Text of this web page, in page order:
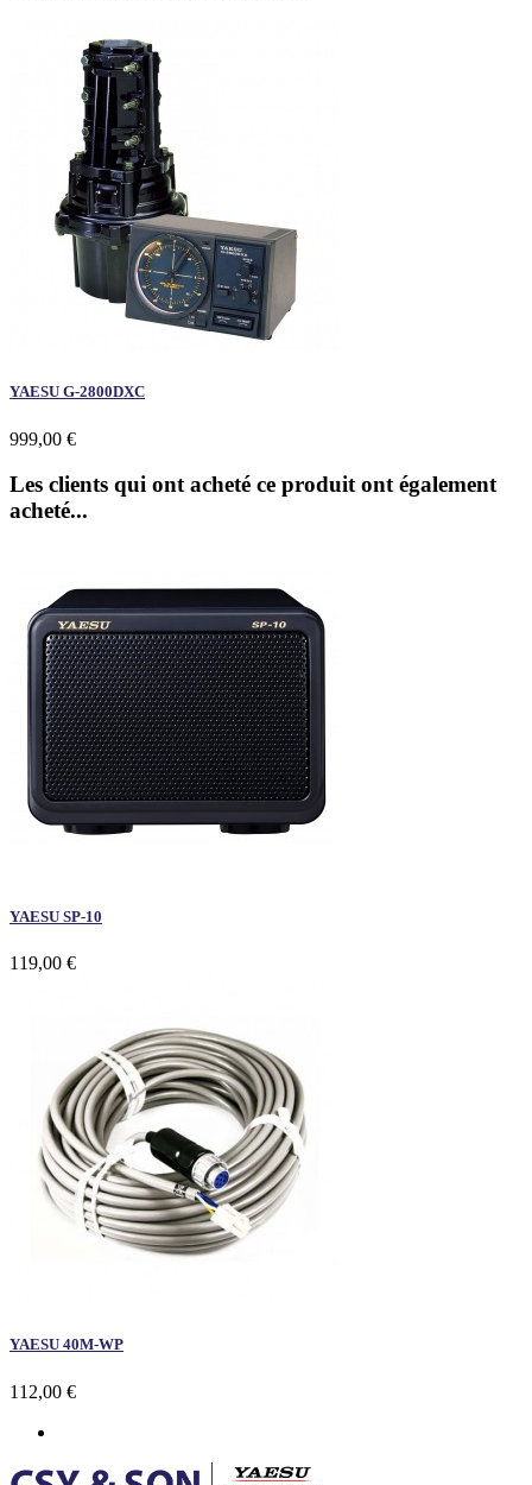
YAESU G-2800DXC
999,00 €
Les clients qui ont acheté ce produit ont également
acheté...
YAESU SP-10
119,00 €
YAESU 40M-WP
112,00 €